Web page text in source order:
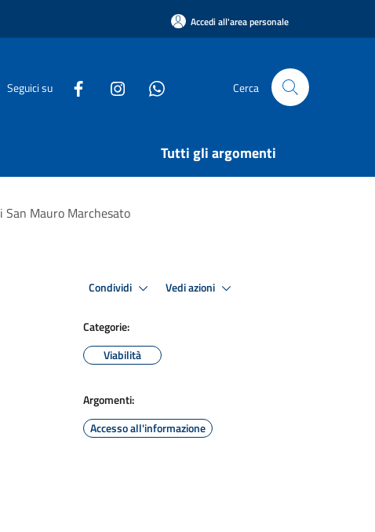
Accedi all'area personale
Seguici su Cerca
Tutti gli argomenti
San Mauro Marchesato
Condividi Vedi azioni
Categorie:
Viabilità
Argomenti:
Accesso all'informazione